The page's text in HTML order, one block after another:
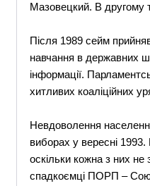
Мазовецкий. В другому
Після 1989 сейм
навчання в державних
інформації.
хитливих коаліційних
Невдоволення
виборах у вересні
оскільки кожна з них
спадкоємці ПОРП –